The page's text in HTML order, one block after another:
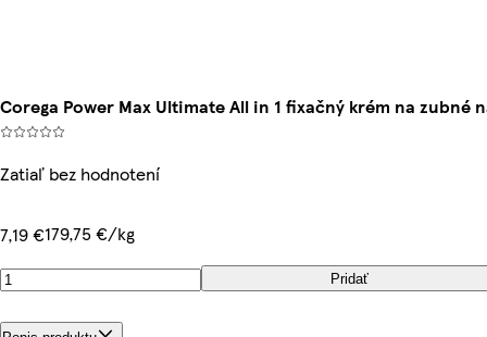
Corega Power Max Ultimate All in 1 fixačný krém na zubné
Zatiaľ bez hodnotení
7,19 €179,75 €/kg
Pridať